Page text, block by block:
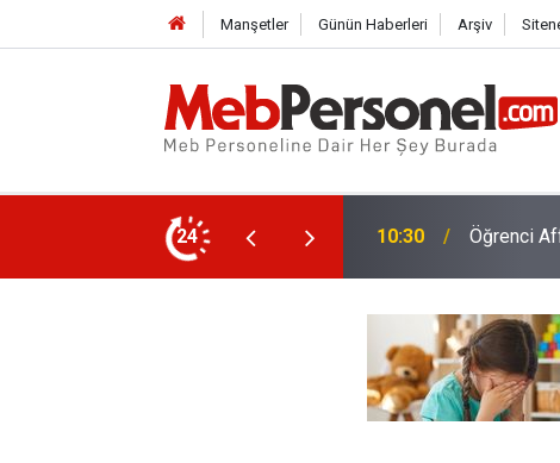
Manşetler Günün Haberleri Arşiv
24
Kimler Yararlanamayacak? 10:01
Netleşti